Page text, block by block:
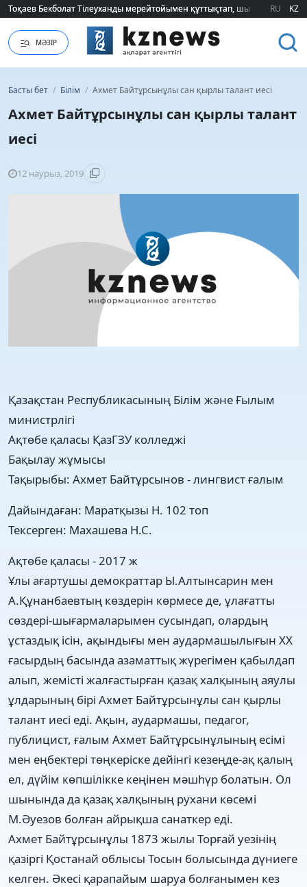
Тоқаев Бекболат Тілеуханды мерейтойымен құттықтап, шығармашылық
Тоқаев Бекболат Тілеуханды мерейтойымен құттықтап, шығармашылық
RU KZ
МӘЗІР
Басты бет / Білім / Ахмет Байтұрсынұлы сан қырлы талант иесі
Ахмет Байтұрсынұлы сан қырлы талант
иесі
12 наурыз, 2019
Қазақстан Республикасының Білім және Ғылым
министрлігі
Ақтөбе қаласы ҚазГЗУ колледжі
Бақылау жұмысы
Тақырыбы: Ахмет Байтұрсынов - лингвист ғалым
Дайындаған: Маратқызы Н. 102 топ
Тексерген: Махашева Н.С.
Ақтөбе қаласы - 2017 ж
Ұлы ағартушы демократтар Ы.Алтынсарин мен
А.Құнанбаевтың көздерін көрмесе де, ұлағатты
сөздері-шығармаларымен сусындап, олардың
ұстаздық ісін, ақындығы мен аудармашылығын XX
ғасырдың басында азаматтық жүрегімен қабылдап
алып, жемісті жалғастырған қазақ халқының аяулы
ұлдарының бірі Ахмет Байтұрсынұлы сан қырлы
талант иесі еді. Ақын, аудармашы, педагог,
публицист, ғалым Ахмет Байтұрсынұлының есімі
мен еңбектері төңкеріске дейінгі кезеңде-ақ қалың
ел, дүйім көпшілікке кеңінен мәшһүр болатын. Ол
шынында да қазақ халқының рухани көсемі
М.Әуезов болған айрықша санаткер еді.
Ахмет Байтұрсынұлы 1873 жылы Торғай уезінің
қазіргі Қостанай облысы Тосын болысында дүниеге
келген. Әкесі қарапайым шаруа болғанымен кез